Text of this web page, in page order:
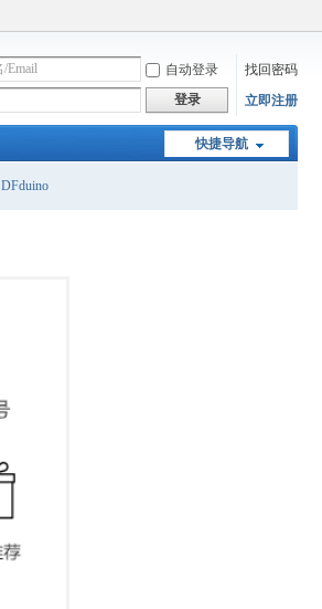
自动登录
找回密码
登录 立即注册
快捷导航
DFduino